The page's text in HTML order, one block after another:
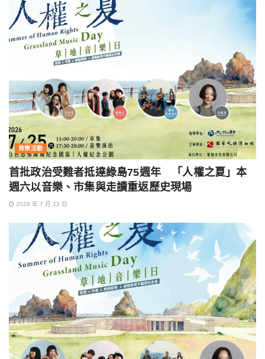
育樂活動
首批政治受難者抵達綠島75週年 「人權之夏」本
週六以音樂、市集與走讀重返歷史現場
2026 年 7 月 23 日